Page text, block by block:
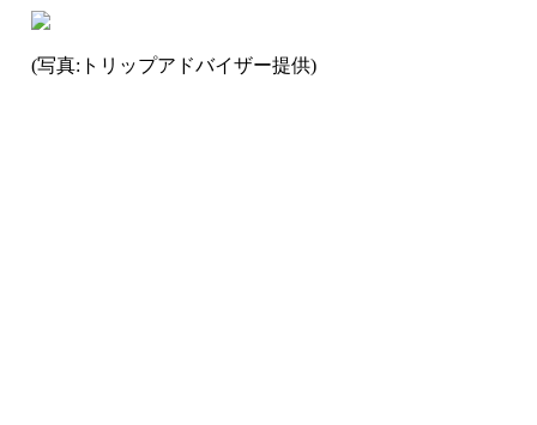
(写真:トリップアドバイザー提供)